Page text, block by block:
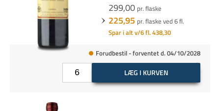
299,00 pr. flaske
225,95 pr. flaske ved 6 fl.
Spar i alt v/6 fl. 438,30
Forudbestil - forventet d. 04/10/2028
LÆG I KURVEN